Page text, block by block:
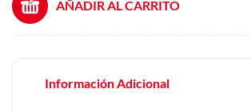
AÑADIR AL CARRITO
Información Adicional